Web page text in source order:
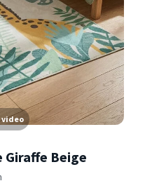
video
Giraffe Beige